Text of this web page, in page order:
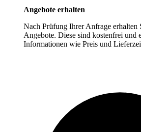
Angebote erhalten
Nach Prüfung Ihrer Anfrage erhalten
Angebote. Diese sind kostenfrei und
Informationen wie Preis und